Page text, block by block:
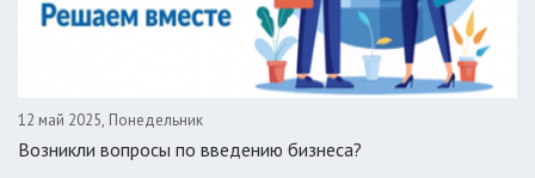
12 май 2025, Понедельник
Возникли вопросы по введению бизнеса?